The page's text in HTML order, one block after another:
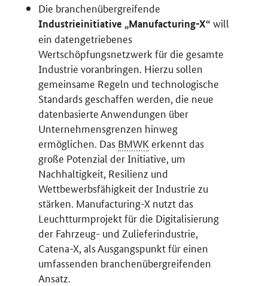
Die branchenübergreifende
Industrieinitiative „Manufacturing-X“ will
ein datengetriebenes
Wertschöpfungsnetzwerk für die gesamte
Industrie voranbringen. Hierzu sollen
gemeinsame Regeln und technologische
Standards geschaffen werden, die neue
datenbasierte Anwendungen über
Unternehmensgrenzen hinweg
ermöglichen. Das BMWK erkennt das
große Potenzial der Initiative, um
Nachhaltigkeit, Resilienz und
Wettbewerbsfähigkeit der Industrie zu
stärken. Manufacturing-X nutzt das
Leuchtturmprojekt für die Digitalisierung
der Fahrzeug- und Zulieferindustrie,
Catena-X, als Ausgangspunkt für einen
umfassenden branchenübergreifenden
Ansatz.